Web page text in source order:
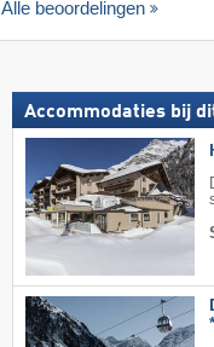
Alle beoordelingen
Accommodaties bij